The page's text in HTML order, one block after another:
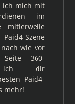
ich mich mit
im
mitlerweile
Szene
wie vor
Seite 360-
ich dir
Paid4-
mehr!